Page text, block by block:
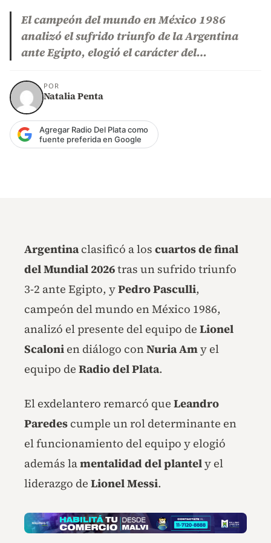
El campeón del mundo en México 1986
analizó el sufrido triunfo de la Argentina
ante Egipto, elogió el carácter del…
POR
Natalia Penta
Agregar Radio Del Plata como
fuente preferida en Google
Argentinaclasificó a los cuartos de final
del Mundial 2026tras un sufrido triunfo
3-2 ante Egipto, yPedro Pasculli,
campeón del mundo en México 1986,
analizó el presente del equipo de Lionel
Scaloni en diálogo conNuria Amy el
equipo de Radio del Plata.
El exdelantero remarcó que Leandro
Paredes cumple un rol determinante en
el funcionamiento del equipo y elogió
además lamentalidad del plantely el
liderazgo de Lionel Messi.